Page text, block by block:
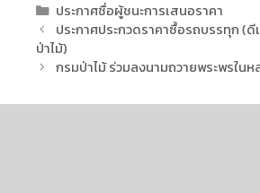
ประกาศชื่อผู้ชนะการเสนอราคา
ประกาศประกวดราคาซื้อรถบรรทุก (
ป่าไม้)
กรมป่าไม้ ร่วมลงนามถวายพระพรในห